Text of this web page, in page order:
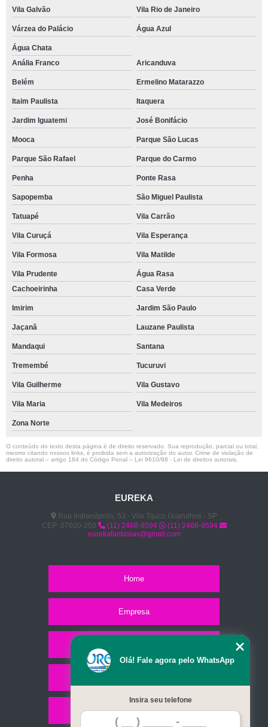
Vila Galvão Vila Rio de Janeiro
Várzea do Palácio Água Azul
Água Chata
Anália Franco
Aricanduva
Belém Ermelino Matarazzo
Itaim Paulista Itaquera
Jardim Iguatemi José Bonifácio
Mooca Parque São Lucas
Parque São Rafael Parque do Carmo
Penha Ponte Rasa
Sapopemba São Miguel Paulista
Tatuapé Vila Carrão
Vila Curuçá Vila Esperança
Vila Formosa Vila Matilde
Vila Prudente
Água Rasa
Cachoeirinha
Casa Verde
Imirim Jardim São Paulo
Jaçanã Lauzane Paulista
Mandaqui Santana
Tremembé Tucuruvi
Vila Guilherme Vila Gustavo
Vila Maria Vila Medeiros
Zona Norte
O conteúdo do texto desta página é de direito reservado. Sua reprodução, parcial ou total,
mesmo citando nossos links, é proibida sem a autorização do autor. Crime de violação de
direito autoral – artigo 184 do Código Penal – Lei 9610/98 - Lei de direitos autorais
EUREKA
Rua Indianópolis, 53 - Vila Tijuco Guarulhos - SP
CEP: 07020-250
(11) 2468-9594
(11) 2468-9594
eurekafantasias@gmail.com
Home
Empresa
Contato
Olá! Fale agora pelo WhatsApp
Insira seu telefone